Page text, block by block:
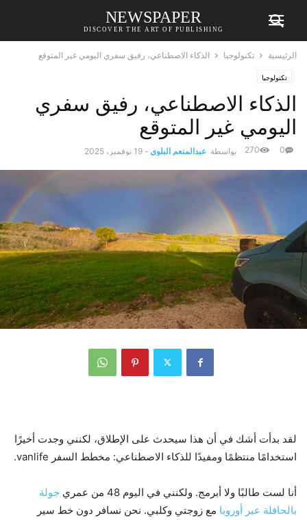
NEWSPAPER
DISCOVER THE ART OF PUBLISHING
الرئيسية تكنولوجيا الذكاء الاصطناعي، رفيق سفري اليومي غير المتوقع
تكنولوجيا
الذكاء الاصطناعي، رفيق سفري
اليومي غير المتوقع
بواسطة عبدالمنعم البلوي - 19 نوفمبر، 2025 0
270
لقد بدأت أشك في أن هذا سيحدث على الإطلاق، لكنني وجدت أخيرًا
استخدامًا منتظمًا ومفيدًا للذكاء الاصطناعي: مخطط السفر vanlife.
أنا لست طالبًا ولا أبرمج. ولكنني في اليوم 48 من عمري
جولة
بالحافلة عبر أوروبا مع زوجتي وكلبي. نحن نسافر دون خط سير